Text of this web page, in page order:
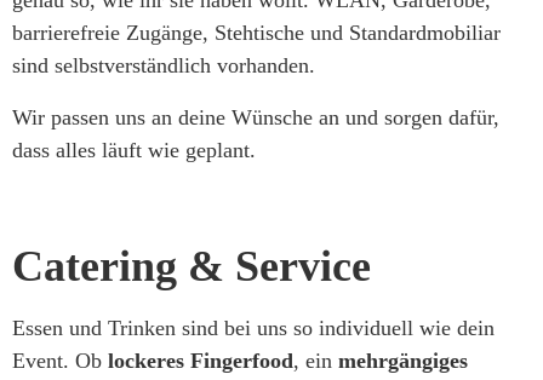
barrierefreie Zugänge, Stehtische und Standardmobiliar
sind selbstverständlich vorhanden.
Wir passen uns an deine Wünsche an und sorgen dafür,
dass alles läuft wie geplant.
Catering & Service
Essen und Trinken sind bei uns so individuell wie dein
Event. Ob lockeres Fingerfood, ein mehrgängiges